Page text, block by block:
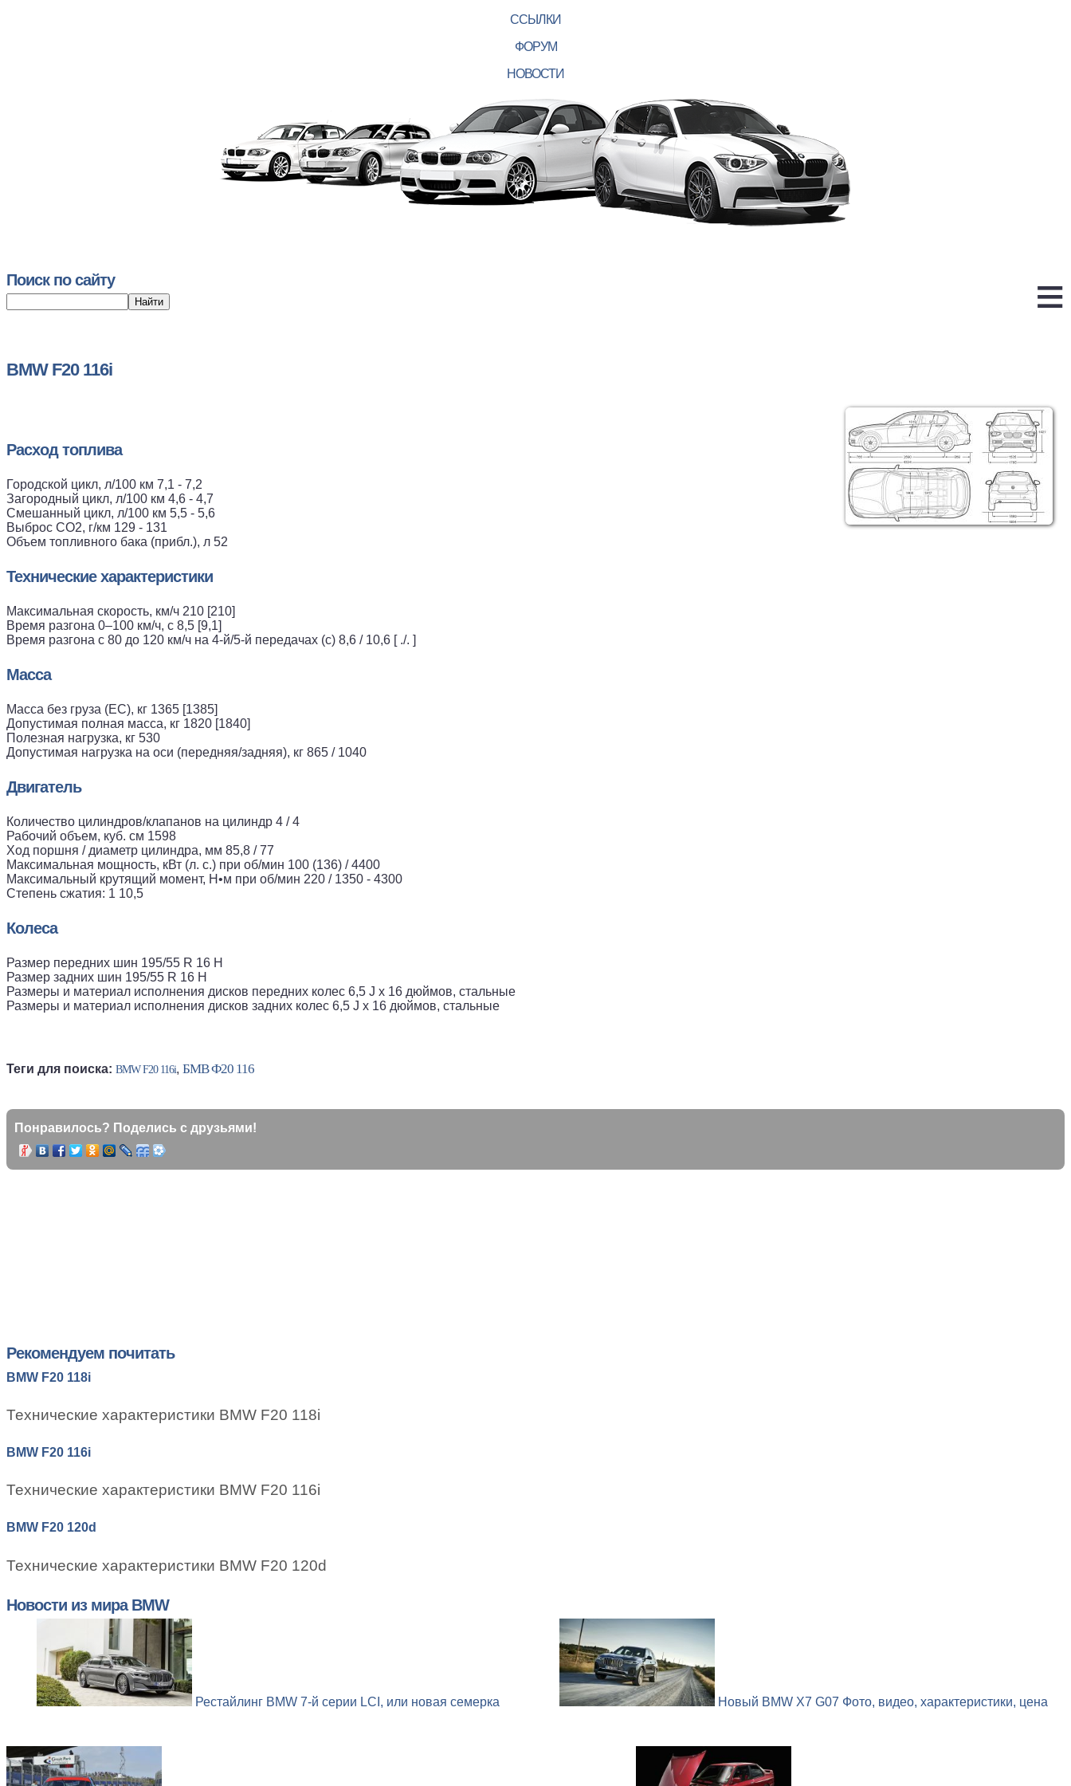
ССЫЛКИ
ФОРУМ
НОВОСТИ
Поиск по сайту
BMW F20 116i
Расход топлива
Городской цикл, л/100 км 7,1 - 7,2
Загородный цикл, л/100 км 4,6 - 4,7
Смешанный цикл, л/100 км 5,5 - 5,6
Выброс CO2, г/км 129 - 131
Объем топливного бака (прибл.), л 52
Технические характеристики
Максимальная скорость, км/ч 210 [210]
Время разгона 0–100 км/ч, с 8,5 [9,1]
Время разгона с 80 до 120 км/ч на 4-й/5-й передачах (с) 8,6 / 10,6 [ ./. ]
Масса
Масса без груза (ЕС), кг 1365 [1385]
Допустимая полная масса, кг 1820 [1840]
Полезная нагрузка, кг 530
Допустимая нагрузка на оси (передняя/задняя), кг 865 / 1040
Двигатель
Количество цилиндров/клапанов на цилиндр 4 / 4
Рабочий объем, куб. см 1598
Ход поршня / диаметр цилиндра, мм 85,8 / 77
Максимальная мощность, кВт (л. с.) при об/мин 100 (136) / 4400
Максимальный крутящий момент, Н•м при об/мин 220 / 1350 - 4300
Степень сжатия: 1 10,5
Колеса
Размер передних шин 195/55 R 16 H
Размер задних шин 195/55 R 16 H
Размеры и материал исполнения дисков передних колес 6,5 J x 16 дюймов, стальные
Размеры и материал исполнения дисков задних колес 6,5 J x 16 дюймов, стальные
Теги для поиска: BMW F20 116i, БМВ Ф20 116
Понравилось? Поделись с друзьями!
Рекомендуем почитать
BMW F20 118i
Технические характеристики BMW F20 118i
BMW F20 116i
Технические характеристики BMW F20 116i
BMW F20 120d
Технические характеристики BMW F20 120d
Новости из мира BMW
Рестайлинг BMW 7-й серии LCI, или новая семерка Новый BMW X7 G07 Фото, видео, характеристики, цена